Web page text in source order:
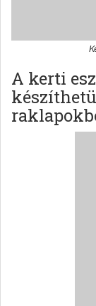
A kerti